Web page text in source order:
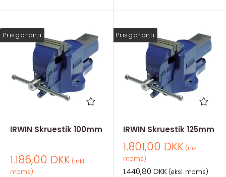
Prisgaranti
IRWIN Skruestik 100mm
Salgspris
1.186,00 DKK (inkl.
moms)
Prisgaranti
IRWIN Skruestik 125mm
Salgspris
1.801,00 DKK (inkl.
moms)
Salgspris
1.440,80 DKK (eksl. moms)